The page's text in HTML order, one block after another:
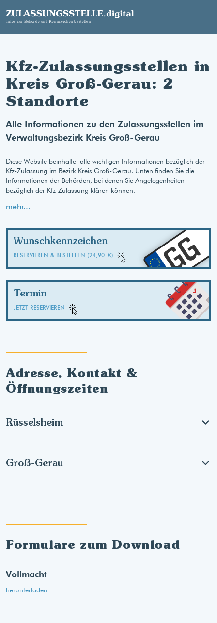
Kfz-Zulassungsstellen in
Kreis Groß-Gerau: 2
Standorte
Alle Informationen zu den Zulassungsstellen im
Verwaltungsbezirk Kreis Groß-Gerau
Diese Website beinhaltet alle wichtigen Informationen bezüglich der
Kfz-Zulassung im Bezirk Kreis Groß-Gerau. Unten finden Sie die
Informationen der Behörden, bei denen Sie Angelegenheiten
bezüglich der Kfz-Zulassung klären können.
mehr...
Wunschkennzeichen
RESERVIEREN & BESTELLEN (24,90 €) GG
Termin
JETZT RESERVIEREN
Adresse, Kontakt &
Öffnungszeiten
Rüsselsheim
Groß-Gerau
Formulare zum Download
Vollmacht
herunterladen